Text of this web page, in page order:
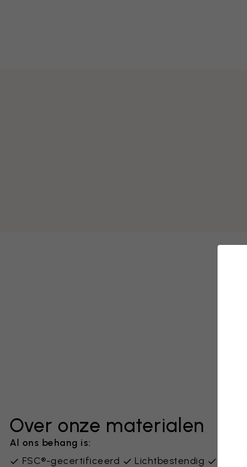
Over onze materialen
Al ons behang is:
FSC®-gecertificeerd
Lichtbestendig